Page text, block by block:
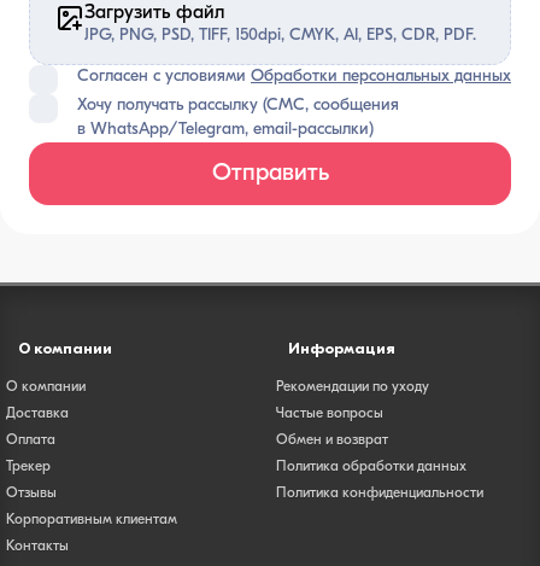
Загрузить файл
JPG, PNG, PSD, TIFF, 150dpi, CMYK, AI, EPS, CDR, PDF.
Согласен с условиями Обработки персональных данных
Хочу получать рассылку (СМС, сообщения
в WhatsApp/Telegram, email-рассылки)
Отправить
О компании
О компании
Доставка
Оплата
Трекер
Отзывы
Корпоративным клиентам
Контакты
Информация
Рекомендации по уходу
Частые вопросы
Обмен и возврат
Политика обработки данных
Политика конфиденциальности